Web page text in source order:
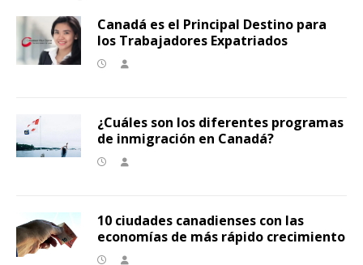
Canadá es el Principal Destino para
los Trabajadores Expatriados
¿Cuáles son los diferentes programas
de inmigración en Canadá?
10 ciudades canadienses con las
economías de más rápido crecimiento